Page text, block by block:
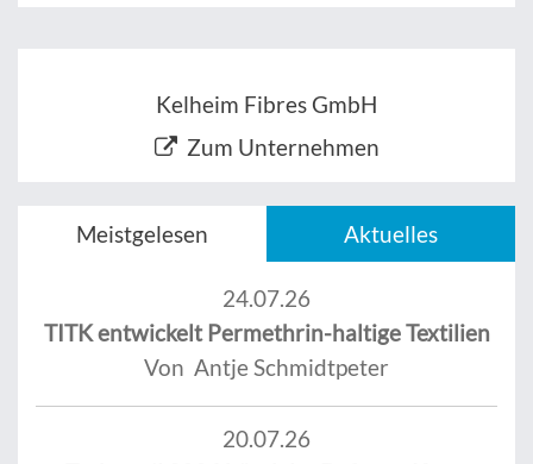
Kelheim Fibres GmbH
Zum Unternehmen
Meistgelesen Aktuelles
24.07.26
TITK entwickelt Permethrin-haltige Textilien
Von Antje Schmidtpeter
20.07.26